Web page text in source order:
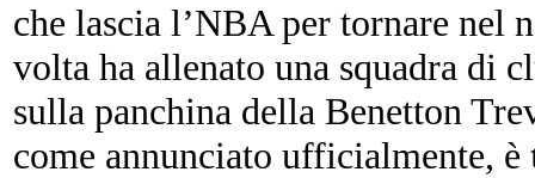
che lascia l’NBA per tornare nel
volta ha allenato una squadra di
sulla panchina della Benetton
come annunciato ufficialmente, è